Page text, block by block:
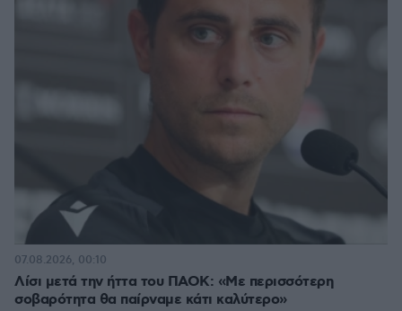
Λίσι μετά την ήττα του ΠΑΟΚ: «Με περισσότερη
σοβαρότητα θα παίρναμε κάτι καλύτερο»
07.08.2026, 00:10